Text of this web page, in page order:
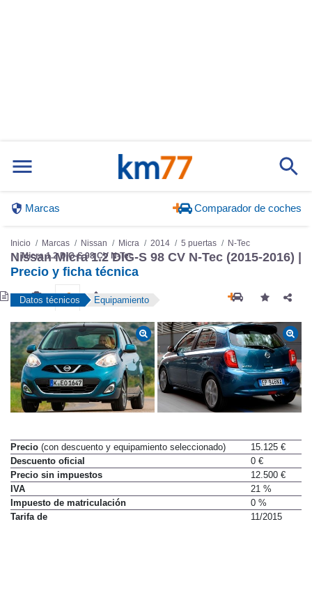
Marcas Comparador de coches
Inicio Marcas Nissan Micra 2014 5 puertas
N-Tec
Micra 1.2 DIG-S 98 CV N-Tec
Nissan Micra 1.2 DIG-S 98 CV N-Tec (2015-2016) |
Precio y ficha técnica
Datos técnicos Equipamiento
Precio (con descuento y equipamiento seleccionado)
15.125 €
Descuento oficial
0 €
Precio sin impuestos
12.500 €
IVA
21 %
Impuesto de matriculación
0 %
Tarifa de
11/2015